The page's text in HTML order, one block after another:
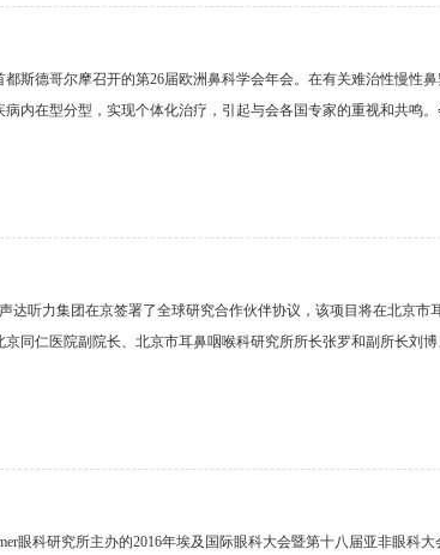
斯德哥尔摩召开的第26届欧洲鼻科学会年会。在有关难治性慢性
内在型分型，实现个体化治疗，引起与会各国专家的重视和共鸣
达听力集团在京签署了全球研究合作伙伴协议，该项目将在北京市
同仁医院副院长、北京市耳鼻咽喉科研究所所长张罗和副所长刘
眼科研究所主办的2016年埃及国际眼科大会暨第十八届亚非眼科大